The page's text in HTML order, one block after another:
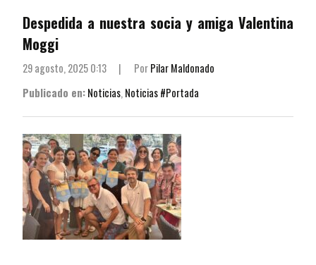
Despedida a nuestra socia y amiga Valentina
Moggi
29 agosto, 2025 0:13 | PorPilar Maldonado
Publicado en:Noticias, Noticias #Portada